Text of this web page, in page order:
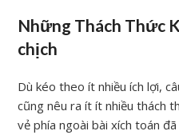
Những Thách Thức
chịch
Dù kéo theo ít nhiều ích lợi,
cũng nêu ra ít ít nhiều thách
vẻ phía ngoài bài xích toán